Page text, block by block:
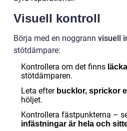
Visuell kontroll
Börja med en noggrann visuell
stötdämpare:
Kontrollera om det finns
stötdämparen.
Leta efter bucklor, sprickor
höljet.
Kontrollera fästpunkterna –
infästningar är hela och